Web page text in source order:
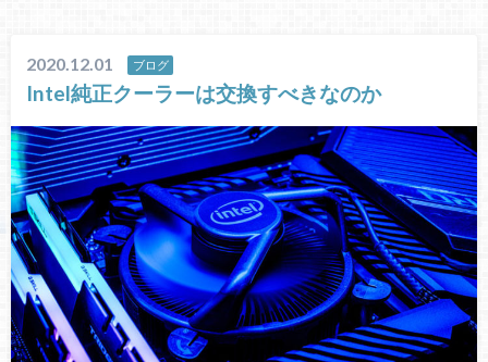
2020.12.01 ブログ
Intel純正クーラーは交換すべきなのか